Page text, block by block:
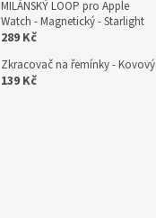
MILÁNSKÝ LOOP pro Apple
Watch - Magnetický - Starlight
289 Kč
Zkracovač na řemínky - Kovový
139 Kč